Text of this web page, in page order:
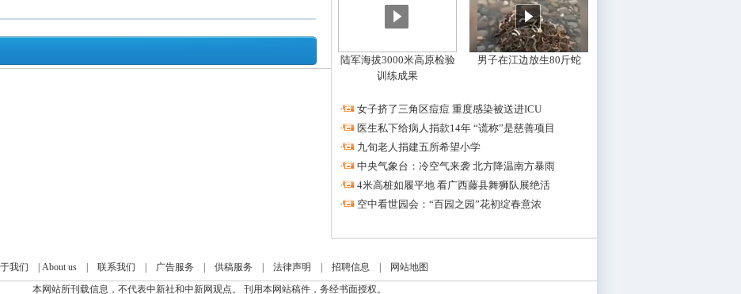
陆军海拔3000米高原检验
训练成果
男子在江边放生80斤蛇
·
女子挤了三角区痘痘 重度感染被送进ICU
·
医生私下给病人捐款14年 “谎称”是慈善项目
·
九旬老人捐建五所希望小学
·
中央气象台：冷空气来袭 北方降温南方暴雨
·
4米高桩如履平地 看广西藤县舞狮队展绝活
·
空中看世园会：“百园之园”花初绽春意浓
我们 About us| 联系我们 广告服务 供稿服务 法律声明 招聘信息
网站地图
本网站所刊载信息，不代表中新社和中新网观点。 刊用本网站稿件，务经书面授权。